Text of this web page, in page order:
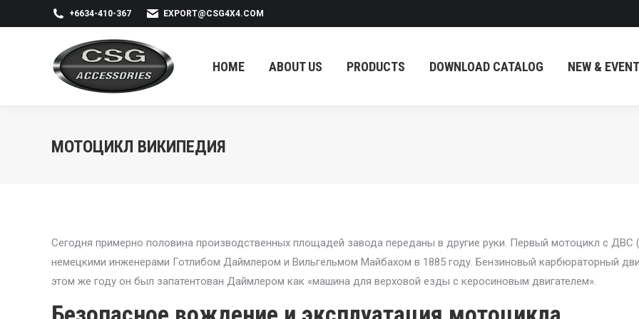
+6634-410-367 EXPORT@CSG4X4.COM
HOME ABOUT US PRODUCTS DOWNLOAD CATALOG NEW & EVENT
МОТОЦИКЛ ВИКИПЕДИЯ
Сегодня примерно половина производственных площадей завода переданы в другие руки. Первый мотоцикл с ДВС
немецкими инженерами Готлибом Даймлером и Вильгельмом Майбахом в 1885 году. Бензиновый карбюраторный
этом же году он был запатентован Даймлером как «машина для верховой езды с керосиновым двигателем».
HOME ABOUT US PRODUCTS DOWNLOAD CATALOG NEW & EVENT